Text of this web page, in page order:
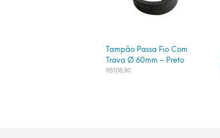
Tampão Passa Fio Com
Trava Ø 60mm – Preto
R$108,90